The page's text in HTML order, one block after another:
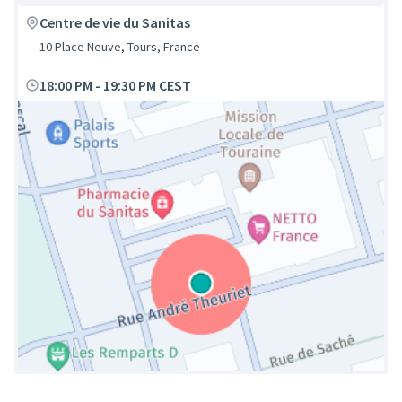
Centre de vie du Sanitas
10 Place Neuve, Tours, France
18:00 PM - 19:30 PM CEST